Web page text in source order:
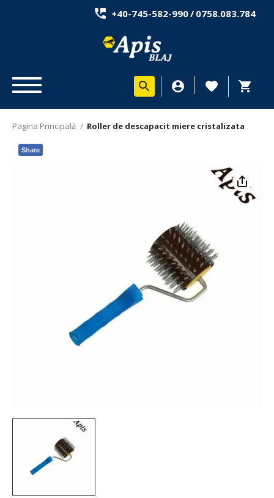
+40-745-582-990/ 0758.083.784
Pagina Principală / Roller de descapacit miere cristalizata
Share